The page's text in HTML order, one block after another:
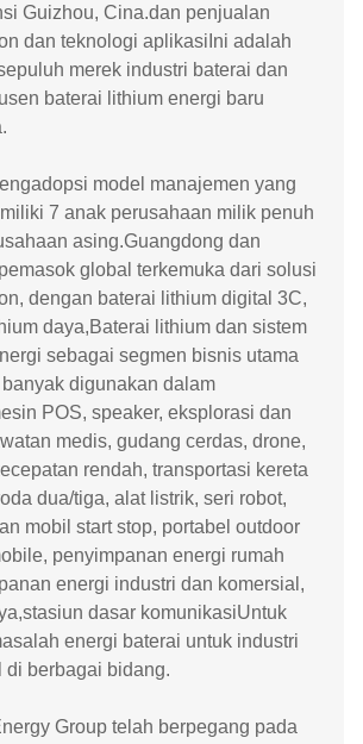
Guizhou, Cina.dan penjualan
dan teknologi aplikasiIni adalah
merek industri baterai dan
baterai lithium energi baru
model manajemen yang
7 anak perusahaan milik penuh
asing.Guangdong dan
global terkemuka dari solusi
dengan baterai lithium digital 3C,
daya,Baterai lithium dan sistem
sebagai segmen bisnis utama
digunakan dalam
POS, speaker, eksplorasi dan
medis, gudang cerdas, drone,
rendah, transportasi kereta
dua/tiga, alat listrik, seri robot,
mobil start stop, portabel outdoor
penyimpanan energi rumah
energi industri dan komersial,
dasar komunikasiUntuk
energi baterai untuk industri
berbagai bidang.
Group telah berpegang pada